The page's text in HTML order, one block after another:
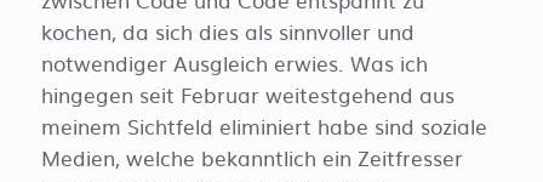
kochen, da sich dies als sinnvoller und
notwendiger Ausgleich erwies. Was ich
hingegen seit Februar weitestgehend aus
meinem Sichtfeld eliminiert habe sind soziale
Medien, welche bekanntlich ein Zeitfresser